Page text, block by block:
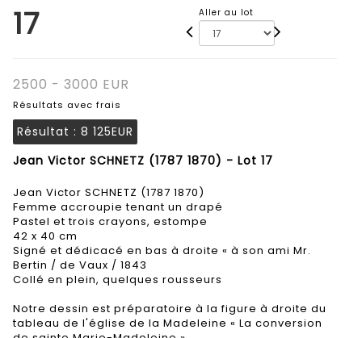
17 Aller au lot
2500 - 3000 EUR
Résultats avec frais
Résultat : 8 125EUR
Jean Victor SCHNETZ (1787 1870) - Lot 17
Jean Victor SCHNETZ (1787 1870)
Femme accroupie tenant un drapé
Pastel et trois crayons, estompe
42 x 40 cm
Signé et dédicacé en bas à droite « à son ami Mr.
Bertin / de Vaux / 1843
Collé en plein, quelques rousseurs
Notre dessin est préparatoire à la figure à droite du
tableau de l'église de la Madeleine « La conversion